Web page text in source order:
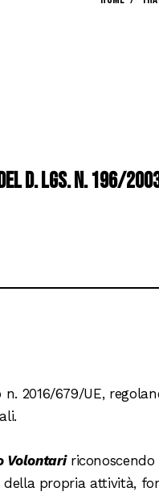
D. Lgs. n. 196/
n. 2016/679/UE,
Volontari
propria attività,